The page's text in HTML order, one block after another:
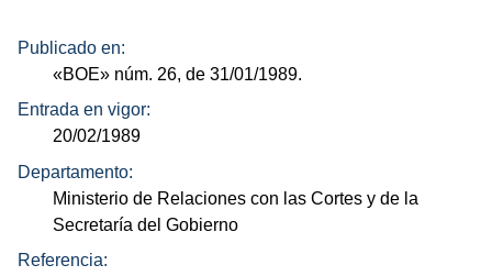
Publicado en:
«BOE» núm. 26, de 31/01/1989.
Entrada en vigor:
20/02/1989
Departamento:
Ministerio de Relaciones con las Cortes y de la
Secretaría del Gobierno
Referencia: